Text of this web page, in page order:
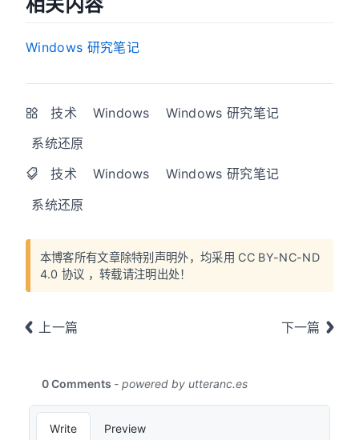
Windows 研究笔记
技术 Windows
Windows 研究笔记
系统还原
技术
Windows
Windows 研究笔记
系统还原
本博客所有文章除特别声明外，均采用 CC BY-NC-ND
4.0 协议 ，转载请注明出处！
上一篇 下一篇